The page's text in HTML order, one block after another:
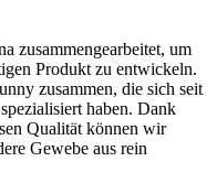
zusammengearbeitet, um
Produkt zu entwickeln.
zusammen, die sich seit
haben. Dank
Qualität können wir
Gewebe aus rein